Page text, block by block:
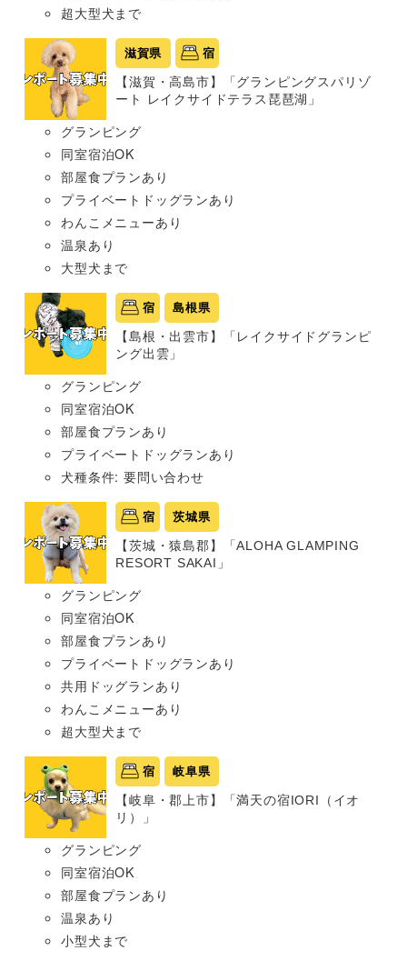
超大型犬まで
滋賀県 宿
【滋賀・高島市】「グランピングスパリゾ
ート レイクサイドテラス琵琶湖」
グランピング
同室宿泊OK
部屋食プランあり
プライベートドッグランあり
わんこメニューあり
温泉あり
大型犬まで
宿 島根県
【島根・出雲市】「レイクサイドグランピ
ング出雲」
グランピング
同室宿泊OK
部屋食プランあり
プライベートドッグランあり
犬種条件: 要問い合わせ
宿 茨城県
【茨城・猿島郡】「ALOHA GLAMPING
RESORT SAKAI」
グランピング
同室宿泊OK
部屋食プランあり
プライベートドッグランあり
共用ドッグランあり
わんこメニューあり
超大型犬まで
宿 岐阜県
【岐阜・郡上市】「満天の宿IORI（イオ
リ）」
グランピング
同室宿泊OK
部屋食プランあり
温泉あり
小型犬まで